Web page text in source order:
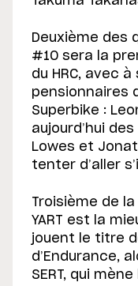
Deuxième des
#10 sera la
du HRC, avec
pensionnaires
Superbike :
aujourd’hui
Lowes et
tenter d’aller
Troisième de
YART est la
jouent le titre
d’Endurance,
SERT, qui